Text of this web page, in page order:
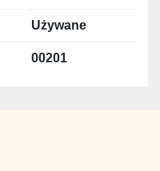
Używane
00201